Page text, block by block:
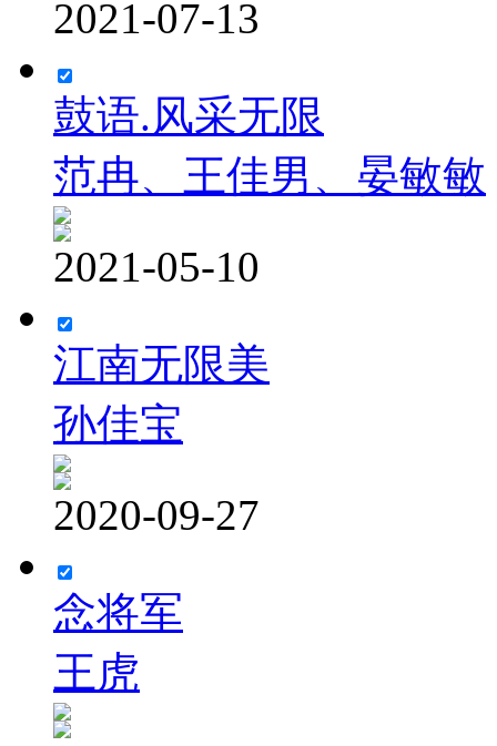
2021-07-13
鼓语.风采无限
范冉、王佳男、晏敏敏
2021-05-10
江南无限美
孙佳宝
2020-09-27
念将军
王虎